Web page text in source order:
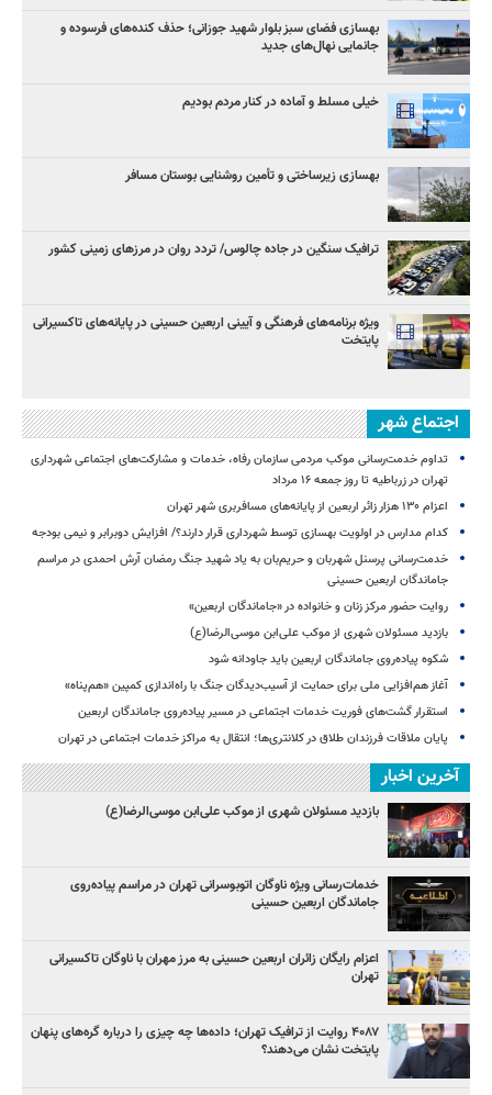
بهسازی فضای سبز بلوار شهید جوزانی؛ حذف کنده‌های فرسوده و
جانمایی نهال‌های جدید
خیلی مسلط و آماده در کنار مردم بودیم
بهسازی زیرساختی و تأمین روشنایی بوستان مسافر
ترافیک سنگین در جاده چالوس/ تردد روان در مرزهای زمینی کشور
ویژه برنامه‌های فرهنگی و آیینی اربعین حسینی در پایانه‌های تاکسیرانی
پایتخت
اجتماع شهر
تداوم خدمت‌رسانی موکب مردمی سازمان رفاه، خدمات و مشارکت‌های اجتماعی شهرداری
تهران در زرباطیه تا روز جمعه ۱۶ مرداد
اعزام ۱۳۰ هزار زائر اربعین از پایانه‌های مسافربری شهر تهران
کدام مدارس در اولویت بهسازی توسط شهرداری قرار دارند؟/ افزایش دوبرابر و نیمی بودجه
خدمت‌رسانی پرسنل شهربان و حریم‌بان به یاد شهید جنگ رمضان آرش احمدی در مراسم
جاماندگان اربعین حسینی
روایت حضور مرکز زنان و خانواده در «جاماندگان اربعین»
بازدید مسئولان شهری از موکب علی‌ابن موسی‌الرضا(ع)
شکوه پیاده‌روی جاماندگان اربعین باید جاودانه شود
آغاز هم‌افزایی ملی برای حمایت از آسیب‌دیدگان جنگ با راه‌اندازی کمپین «هم‌پناه»
استقرار گشت‌های فوریت خدمات اجتماعی در مسیر پیاده‌روی جاماندگان اربعین
پایان ملاقات فرزندان طلاق در کلانتری‌ها؛ انتقال به مراکز خدمات اجتماعی در تهران
آخرین اخبار
بازدید مسئولان شهری از موکب علی‌ابن موسی‌الرضا(ع)
خدمات‌رسانی ویژه ناوگان اتوبوسرانی تهران در مراسم پیاده‌روی
جاماندگان اربعین حسینی
اعزام رایگان زائران اربعین حسینی به مرز مهران با ناوگان تاکسیرانی
تهران
۴۰۸۷ روایت از ترافیک تهران؛ داده‌ها چه چیزی را درباره گره‌های پنهان
پایتخت نشان می‌دهند؟